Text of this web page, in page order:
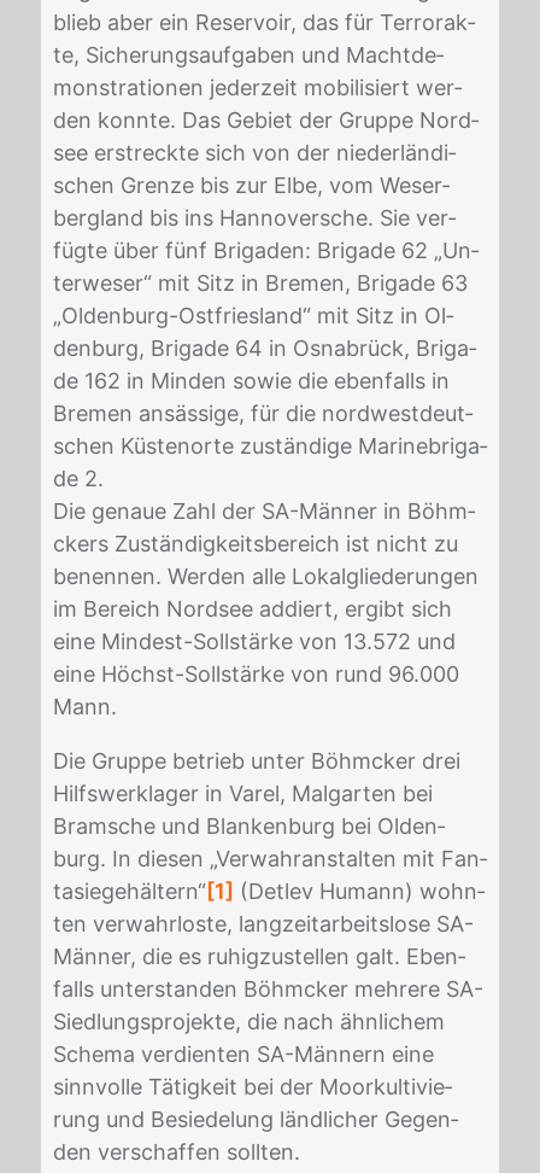
blieb aber ein Re­ser­voir, das für Ter­ror­ak­
te, Si­che­rungs­auf­ga­ben und Macht­de­
mons­tra­tio­nen je­der­zeit mo­bi­li­siert wer­
den konn­te. Das Ge­biet der Grup­pe Nord­
see er­streck­te sich von der nie­der­län­di­
schen Gren­ze bis zur Elbe, vom We­ser­
berg­land bis ins Han­no­ver­sche. Sie ver­
füg­te über fünf Bri­ga­den: Bri­ga­de 62 „Un­
ter­we­ser“ mit Sitz in Bre­men, Bri­ga­de 63
„Ol­den­burg-Ost­fries­land“ mit Sitz in Ol­
den­burg, Bri­ga­de 64 in Os­na­brück, Bri­ga­
de 162 in Min­den so­wie die eben­falls in
Bre­men an­säs­si­ge, für die nord­west­deut­
schen Küs­ten­or­te zu­stän­di­ge Ma­ri­neb­ri­ga­
de 2.
Die ge­naue Zahl der SA-Män­ner in Böhm­
ckers Zu­stän­dig­keits­be­reich ist nicht zu
be­nen­nen. Wer­den alle Lo­kal­glie­de­run­gen
im Be­reich Nord­see ad­diert, er­gibt sich
eine Min­dest-Soll­stär­ke von 13.572 und
eine Höchst-Soll­stär­ke von rund 96.000
Mann.
Die Grup­pe be­trieb un­ter Böhm­cker drei
Hilfs­werkla­ger in Va­rel, Mal­gar­ten bei
Bram­sche und Blan­ken­burg bei Ol­den­
burg. In die­sen „Ver­wahr­an­stal­ten mit Fan­
ta­sie­ge­häl­tern“[1] (Det­lev Hu­mann) wohn­
ten ver­wahr­los­te, lang­zeit­ar­beits­lo­se SA-
Män­ner, die es ru­hig­zu­stel­len galt. Eben­
falls un­ter­stan­den Böhm­cker meh­re­re SA-
Sied­lungs­pro­jek­te, die nach ähn­li­chem
Sche­ma ver­dien­ten SA-Män­nern eine
sinn­vol­le Tä­tig­keit bei der Moor­kul­ti­vie­
rung und Be­sie­de­lung länd­li­cher Ge­gen­
den ver­schaf­fen soll­ten.